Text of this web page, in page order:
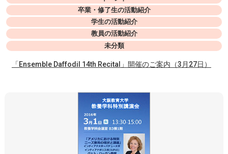
卒業・修了生の活動紹介
学生の活動紹介
教員の活動紹介
未分類
「Ensemble Daffodil 14th Recital」開催のご案内（3月27日）